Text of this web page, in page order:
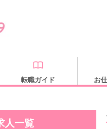
転職ガイド お
人一覧